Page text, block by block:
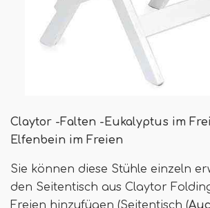
Claytor -Falten -Eukalyptus im
Elfenbein im Freien
Sie können diese Stühle einzeln
den Seitentisch aus Claytor
Freien hinzufügen (Seitentisch (